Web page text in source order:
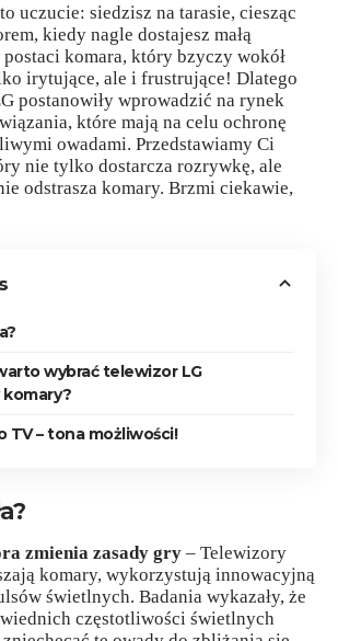
uczucie: siedzisz na tarasie, ciesząc
kiedy nagle dostajesz małą
komara, który bzyczy wokół
irytujące, ale i frustrujące! Dlatego
postanowiły wprowadzić na rynek
które mają na celu ochronę
owadami. Przedstawiamy Ci
nie tylko dostarcza rozrywkę, ale
odstrasza komary. Brzmi ciekawie,
wybrać telewizor LG
TV – tona możliwości!
zmienia zasady gry – Telewizory
komary, wykorzystują innowacyjną
świetlnych. Badania wykazały, że
częstotliwości świetlnych